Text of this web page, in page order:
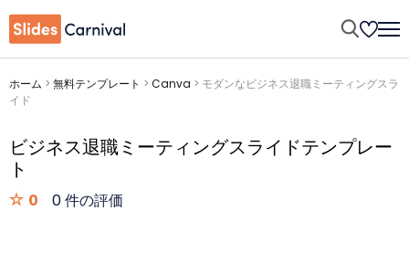
ホーム > 無料テンプレート > Canva > モダンなビジネス退職ミーティングスラ
イド
ビジネス退職ミーティングスライドテンプレー
ト
0 0 件の評価